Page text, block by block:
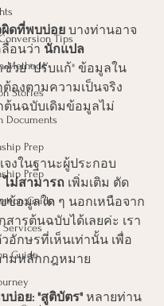
Tips
Methods
Stories
Documents
Prep
Prep
Guide
Services
Guide
ผิดที่พบบ่อย บางท่านอาจ
ลื่อนว่า นักแปล
วย "ปรับแก้" ข้อมูลใน
องตามความเป็นจริง
ต้นฉบับเดิมข้อมูลไม่
จงในฐานะผู้ประกอบ
ไม่สามารถ เพิ่มเติม ตัด
ข้อมูลใด ๆ นอกเหนือจาก
สารต้นฉบับได้เลยค่ะ เรา
อักษรที่เห็นเท่านั้น เพื่อ
มหลักกฎหมาย
บ่อย: "สูติบัตร" หลายท่าน